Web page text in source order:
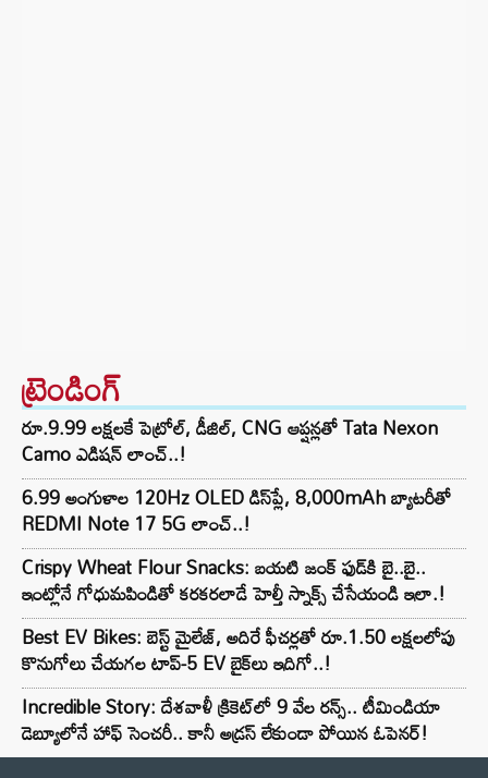
ట్రెండింగ్‌
రూ.9.99 లక్షలకే పెట్రోల్, డీజిల్, CNG ఆప్షన్లతో Tata Nexon
Camo ఎడిషన్ లాంచ్..!
6.99 అంగుళాల 120Hz OLED డిస్‌ప్లే, 8,000mAh బ్యాటరీతో
REDMI Note 17 5G లాంచ్..!
Crispy Wheat Flour Snacks: బయటి జంక్ ఫుడ్‌కి బై..బై..
ఇంట్లోనే గోధుమపిండితో కరకరలాడే హెల్తీ స్నాక్స్ చేసేయండి ఇలా.!
Best EV Bikes: బెస్ట్ మైలేజ్, అదిరే ఫీచర్లతో రూ.1.50 లక్షలలోపు
కొనుగోలు చేయగల టాప్-5 EV బైక్‌లు ఇదిగో..!
Incredible Story: దేశవాళీ క్రికెట్‌లో 9 వేల రన్స్.. టీమిండియా
డెబ్యూలోనే హాఫ్ సెంచరీ.. కానీ అడ్రస్ లేకుండా పోయిన ఓపెనర్!